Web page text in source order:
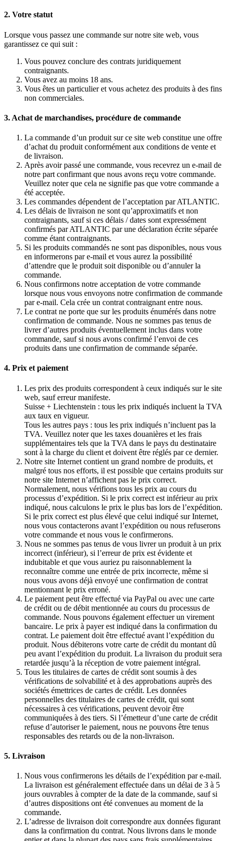
2. Votre statut
Lorsque vous passez une commande sur notre site web, vous
garantissez ce qui suit :
Vous pouvez conclure des contrats juridiquement
contraignants.
Vous avez au moins 18 ans.
Vous êtes un particulier et vous achetez des produits à des fins
non commerciales.
3. Achat de marchandises, procédure de commande
La commande d’un produit sur ce site web constitue une offre
d’achat du produit conformément aux conditions de vente et
de livraison.
Après avoir passé une commande, vous recevrez un e-mail de
notre part confirmant que nous avons reçu votre commande.
Veuillez noter que cela ne signifie pas que votre commande a
été acceptée.
Les commandes dépendent de l’acceptation par ATLANTIC.
Les délais de livraison ne sont qu’approximatifs et non
contraignants, sauf si ces délais / dates sont expressément
confirmés par ATLANTIC par une déclaration écrite séparée
comme étant contraignants.
Si les produits commandés ne sont pas disponibles, nous vous
en informerons par e-mail et vous aurez la possibilité
d’attendre que le produit soit disponible ou d’annuler la
commande.
Nous confirmons notre acceptation de votre commande
lorsque nous vous envoyons notre confirmation de commande
par e-mail. Cela crée un contrat contraignant entre nous.
Le contrat ne porte que sur les produits énumérés dans notre
confirmation de commande. Nous ne sommes pas tenus de
livrer d’autres produits éventuellement inclus dans votre
commande, sauf si nous avons confirmé l’envoi de ces
produits dans une confirmation de commande séparée.
4. Prix et paiement
Les prix des produits correspondent à ceux indiqués sur le site
web, sauf erreur manifeste.
Suisse + Liechtenstein : tous les prix indiqués incluent la TVA
aux taux en vigueur.
Tous les autres pays : tous les prix indiqués n’incluent pas la
TVA. Veuillez noter que les taxes douanières et les frais
supplémentaires tels que la TVA dans le pays du destinataire
sont à la charge du client et doivent être réglés par ce dernier.
Notre site Internet contient un grand nombre de produits, et
malgré tous nos efforts, il est possible que certains produits sur
notre site Internet n’affichent pas le prix correct.
Normalement, nous vérifions tous les prix au cours du
processus d’expédition. Si le prix correct est inférieur au prix
indiqué, nous calculons le prix le plus bas lors de l’expédition.
Si le prix correct est plus élevé que celui indiqué sur Internet,
nous vous contacterons avant l’expédition ou nous refuserons
votre commande et nous vous le confirmerons.
Nous ne sommes pas tenus de vous livrer un produit à un prix
incorrect (inférieur), si l’erreur de prix est évidente et
indubitable et que vous auriez pu raisonnablement la
reconnaître comme une entrée de prix incorrecte, même si
nous vous avons déjà envoyé une confirmation de contrat
mentionnant le prix erroné.
Le paiement peut être effectué via PayPal ou avec une carte
de crédit ou de débit mentionnée au cours du processus de
commande. Nous pouvons également effectuer un virement
bancaire. Le prix à payer est indiqué dans la confirmation du
contrat. Le paiement doit être effectué avant l’expédition du
produit. Nous débiterons votre carte de crédit du montant dû
peu avant l’expédition du produit. La livraison du produit sera
retardée jusqu’à la réception de votre paiement intégral.
Tous les titulaires de cartes de crédit sont soumis à des
vérifications de solvabilité et à des approbations auprès des
sociétés émettrices de cartes de crédit. Les données
personnelles des titulaires de cartes de crédit, qui sont
nécessaires à ces vérifications, peuvent devoir être
communiquées à des tiers. Si l’émetteur d’une carte de crédit
refuse d’autoriser le paiement, nous ne pouvons être tenus
responsables des retards ou de la non-livraison.
5. Livraison
Nous vous confirmerons les détails de l’expédition par e-mail.
La livraison est généralement effectuée dans un délai de 3 à 5
jours ouvrables à compter de la date de la commande, sauf si
d’autres dispositions ont été convenues au moment de la
commande.
L’adresse de livraison doit correspondre aux données figurant
dans la confirmation du contrat. Nous livrons dans le monde